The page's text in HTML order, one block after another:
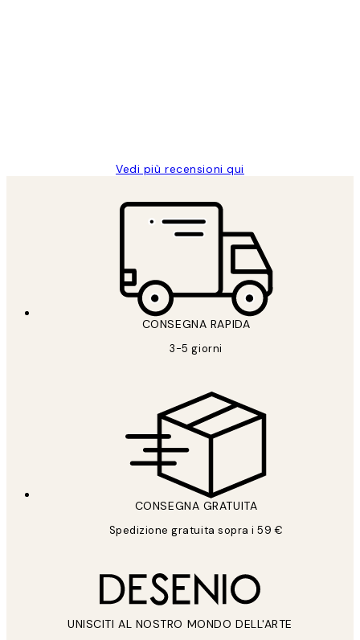
Vedi più recensioni qui
CONSEGNA RAPIDA
3-5 giorni
CONSEGNA GRATUITA
Spedizione gratuita sopra i 59 €
UNISCITI AL NOSTRO MONDO DELL'ARTE